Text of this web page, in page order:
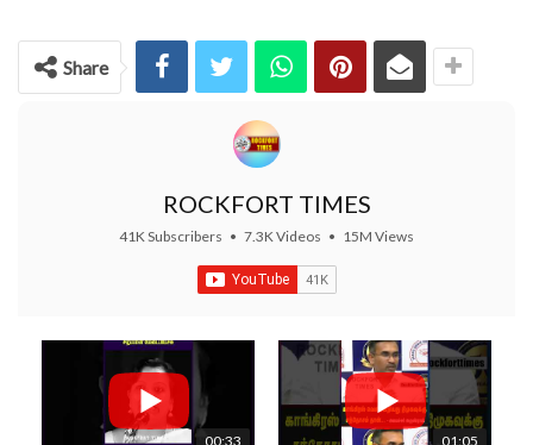
Share
ROCKFORT TIMES
41K Subscribers • 7.3K Videos • 15M Views
00:33 01:05